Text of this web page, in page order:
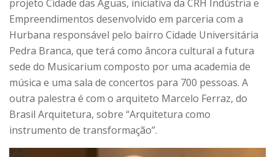
projeto Cidade das Águas, iniciativa da CRH Indústria e
Empreendimentos desenvolvido em parceria com a
Hurbana responsável pelo bairro Cidade Universitária
Pedra Branca, que terá como âncora cultural a futura
sede do Musicarium composto por uma academia de
música e uma sala de concertos para 700 pessoas. A
outra palestra é com o arquiteto Marcelo Ferraz, do
Brasil Arquitetura, sobre “Arquitetura como
instrumento de transformação”.